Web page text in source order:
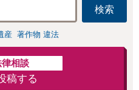
検索
産 著作物 違法
相談
稿する